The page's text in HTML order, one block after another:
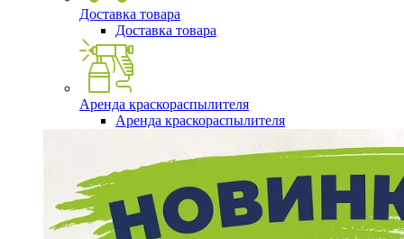
Доставка товара
Доставка товара
Аренда краскораспылителя
Аренда краскораспылителя